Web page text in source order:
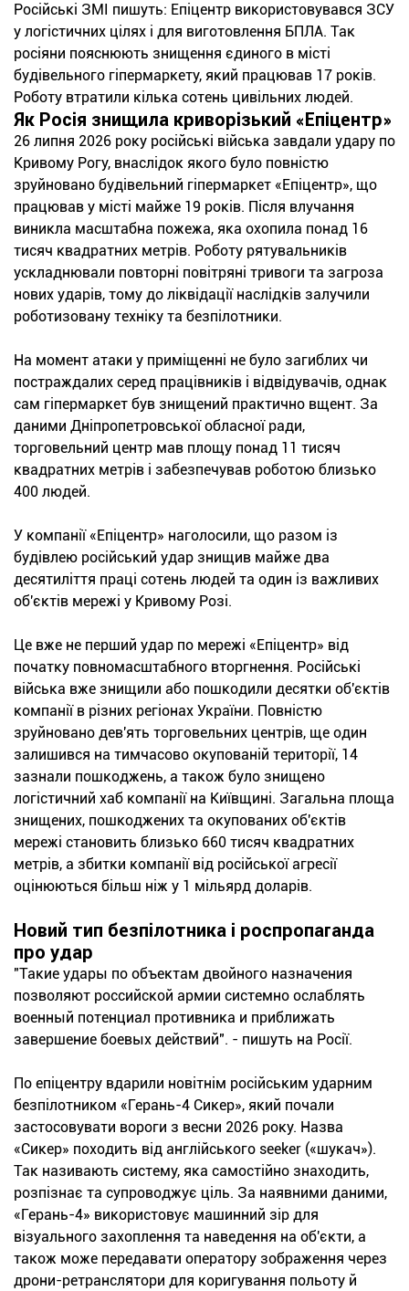
Російські ЗМІ пишуть: Епіцентр використовувався ЗСУ
у логістичних цілях і для виготовлення БПЛА. Так
росіяни пояснюють знищення єдиного в місті
будівельного гіпермаркету, який працював 17 років.
Роботу втратили кілька сотень цивільних людей.
Як Росія знищила криворізький «Епіцентр»
26 липня 2026 року російські війська завдали удару по
Кривому Рогу, внаслідок якого було повністю
зруйновано будівельний гіпермаркет «Епіцентр», що
працював у місті майже 19 років. Після влучання
виникла масштабна пожежа, яка охопила понад 16
тисяч квадратних метрів. Роботу рятувальників
ускладнювали повторні повітряні тривоги та загроза
нових ударів, тому до ліквідації наслідків залучили
роботизовану техніку та безпілотники.
На момент атаки у приміщенні не було загиблих чи
постраждалих серед працівників і відвідувачів, однак
сам гіпермаркет був знищений практично вщент. За
даними Дніпропетровської обласної ради,
торговельний центр мав площу понад 11 тисяч
квадратних метрів і забезпечував роботою близько
400 людей.
У компанії «Епіцентр» наголосили, що разом із
будівлею російський удар знищив майже два
десятиліття праці сотень людей та один із важливих
об'єктів мережі у Кривому Розі.
Це вже не перший удар по мережі «Епіцентр» від
початку повномасштабного вторгнення. Російські
війська вже знищили або пошкодили десятки об'єктів
компанії в різних регіонах України. Повністю
зруйновано дев'ять торговельних центрів, ще один
залишився на тимчасово окупованій території, 14
зазнали пошкоджень, а також було знищено
логістичний хаб компанії на Київщині. Загальна площа
знищених, пошкоджених та окупованих об'єктів
мережі становить близько 660 тисяч квадратних
метрів, а збитки компанії від російської агресії
оцінюються більш ніж у 1 мільярд доларів.
Новий тип безпілотника і роспропаганда
про удар
"Такие удары по объектам двойного назначения
позволяют российской армии системно ослаблять
военный потенциал противника и приближать
завершение боевых действий". - пишуть на Росії.
По епіцентру вдарили новітнім російським ударним
безпілотником «Герань-4 Сикер», який почали
застосовувати вороги з весни 2026 року. Назва
«Сикер» походить від англійського seeker («шукач»).
Так називають систему, яка самостійно знаходить,
розпізнає та супроводжує ціль. За наявними даними,
«Герань-4» використовує машинний зір для
візуального захоплення та наведення на об'єкти, а
також може передавати оператору зображення через
дрони-ретранслятори для коригування польоту й